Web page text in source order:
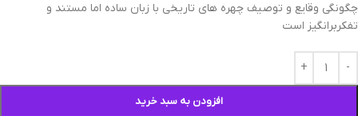
چگونگی وقایع و توصیف چهره های تاریخی با زبان ساده اما مستند و
تفکربرانگیز است
افزودن به سبد خرید